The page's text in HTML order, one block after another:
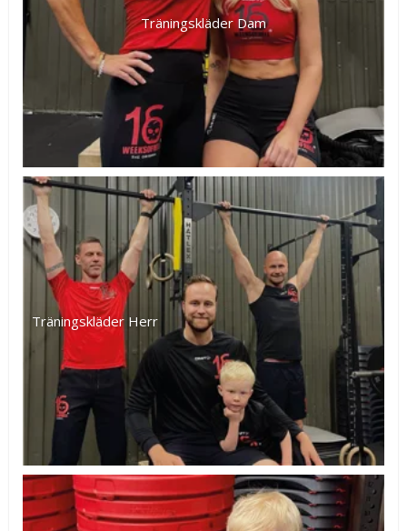
Träningskläder Dam
Träningskläder Herr